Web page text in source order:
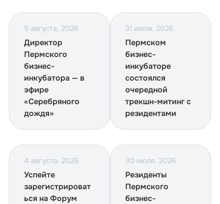
5 августа, 2026
Директор
Пермского
бизнес-
инкубатора — в
эфире
«Серебряного
дождя»
4 августа, 2026
Успейте
зарегистрироват
ься на Форум
31 июля, 2026
Пермском
бизнес-
инкубаторе
состоялся
очередной
трекшн-митинг с
резидентами
30 июля, 2026
Резиденты
Пермского
бизнес-